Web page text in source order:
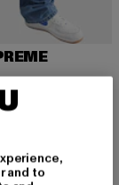
47,99 EUR
EUR
and to